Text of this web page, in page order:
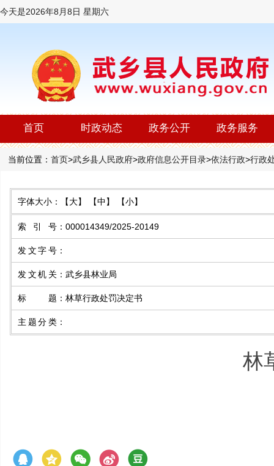
今天是2026年8月8日 星期六
首页 时政动态 政务公开 政务服务
当前位置： 首页>武乡县人民政府>政府信息公开目录>依法行政>行政
字体大小： 【大】 【中】 【小】
索 引 号 ： 000014349/2025-20149
发文字号 ：
发文机关 ： 武乡县林业局
标 题 ： 林草行政处罚决定书
主题分类 ：
林